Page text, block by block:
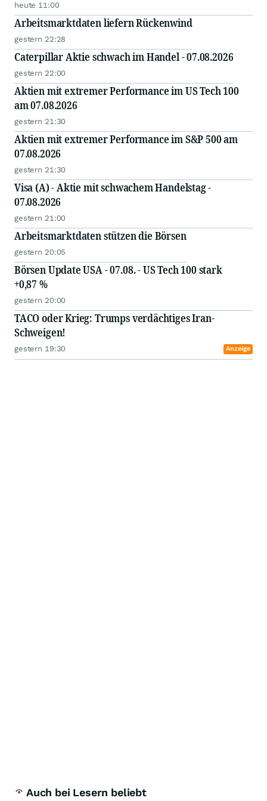
heute 11:00
Arbeitsmarktdaten liefern Rückenwind
gestern 22:28
Caterpillar Aktie schwach im Handel - 07.08.2026
gestern 22:00
Aktien mit extremer Performance im US Tech 100
am 07.08.2026
gestern 21:30
Aktien mit extremer Performance im S&P 500 am
07.08.2026
gestern 21:30
Visa (A) - Aktie mit schwachem Handelstag -
07.08.2026
gestern 21:00
Arbeitsmarktdaten stützen die Börsen
gestern 20:05
Börsen Update USA - 07.08. - US Tech 100 stark
+0,87 %
gestern 20:00
TACO oder Krieg: Trumps verdächtiges Iran-
Schweigen!
gestern 19:30 Anzeige
Auch bei Lesern beliebt